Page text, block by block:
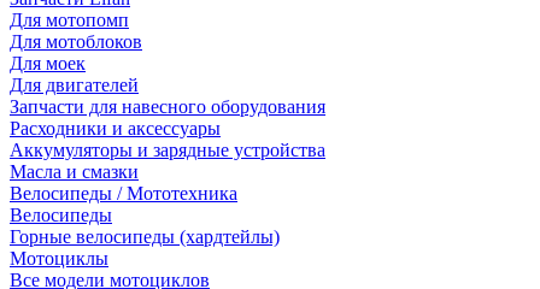
Для мотопомп
Для мотоблоков
Для моек
Для двигателей
Запчасти для навесного оборудования
Расходники и аксессуары
Аккумуляторы и зарядные устройства
Масла и смазки
Велосипеды / Мототехника
Велосипеды
Горные велосипеды (хардтейлы)
Мотоциклы
Все модели мотоциклов